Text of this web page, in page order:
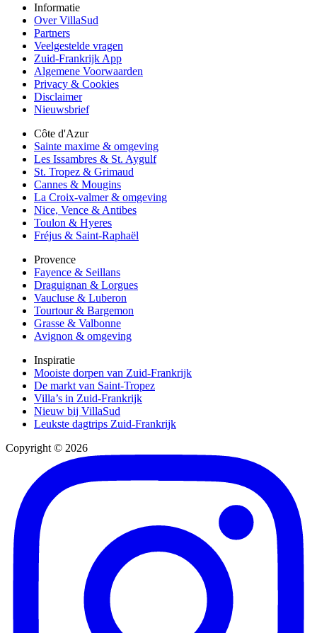
Informatie
Over VillaSud
Partners
Veelgestelde vragen
Zuid-Frankrijk App
Algemene Voorwaarden
Privacy & Cookies
Disclaimer
Nieuwsbrief
Côte d'Azur
Sainte maxime & omgeving
Les Issambres & St. Aygulf
St. Tropez & Grimaud
Cannes & Mougins
La Croix-valmer & omgeving
Nice, Vence & Antibes
Toulon & Hyeres
Fréjus & Saint-Raphaël
Provence
Fayence & Seillans
Draguignan & Lorgues
Vaucluse & Luberon
Tourtour & Bargemon
Grasse & Valbonne
Avignon & omgeving
Inspiratie
Mooiste dorpen van Zuid-Frankrijk
De markt van Saint-Tropez
Villa’s in Zuid-Frankrijk
Nieuw bij VillaSud
Leukste dagtrips Zuid-Frankrijk
Copyright © 2026